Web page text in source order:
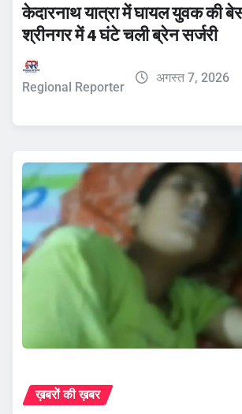
केदारनाथ यात्रा में घायल युवक की
श्रीनगर में 4 घंटे चली ब्रेन सर्जरी
Regional Reporter
अगस्त 7, 2026
ख़बरों की ख़बर